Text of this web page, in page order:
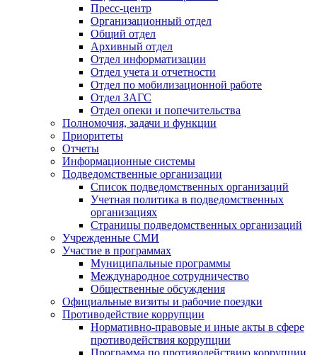
Пресс-центр
Организационный отдел
Общий отдел
Архивный отдел
Отдел информатизации
Отдел учета и отчетности
Отдел по мобилизационной работе
Отдел ЗАГС
Отдел опеки и попечительства
Полномочия, задачи и функции
Приоритеты
Отчеты
Информационные системы
Подведомственные организации
Список подведомственных организаций
Учетная политика в подведомственных
организациях
Страницы подведомственных организаций
Учрежденные СМИ
Участие в программах
Муниципальные программы
Международное сотрудничество
Общественные обсуждения
Официальные визиты и рабочие поездки
Противодействие коррупции
Нормативно-правовые и иные акты в сфере
противодействия коррупции